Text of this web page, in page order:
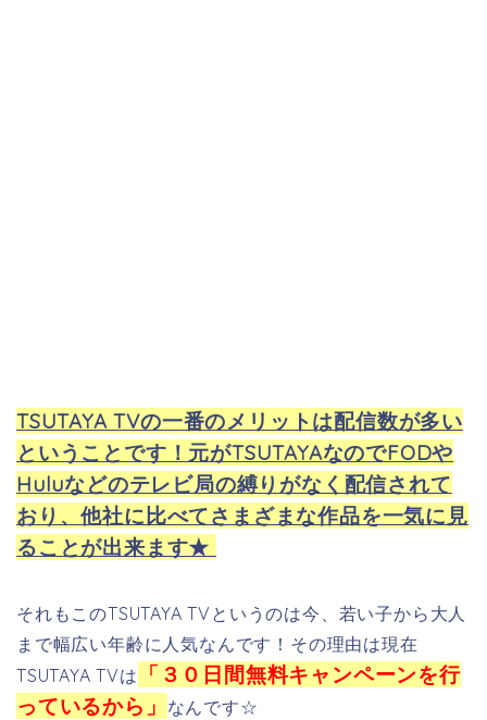
TSUTAYA TVの一番のメリットは配信数が多い
ということです！元がTSUTAYAなのでFODや
Huluなどのテレビ局の縛りがなく配信されて
おり、他社に比べてさまざまな作品を一気に見
ることが出来ます★
それもこのTSUTAYA TVというのは今、若い子から大人
まで幅広い年齢に人気なんです！その理由は現在
TSUTAYA TVは
「３０日間無料キャンペーンを行
っているから」 なんです☆